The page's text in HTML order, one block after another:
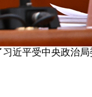
近平受中央政治